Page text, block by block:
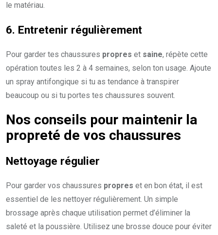
le matériau.
6. Entretenir régulièrement
Pour garder tes chaussures propres et saine, répète cette
opération toutes les 2 à 4 semaines, selon ton usage. Ajoute
un spray antifongique si tu as tendance à transpirer
beaucoup ou si tu portes tes chaussures souvent.
Nos conseils pour maintenir la
propreté de vos chaussures
Nettoyage régulier
Pour garder vos chaussures propres et en bon état, il est
essentiel de les nettoyer régulièrement. Un simple
brossage après chaque utilisation permet d’éliminer la
saleté et la poussière. Utilisez une brosse douce pour éviter